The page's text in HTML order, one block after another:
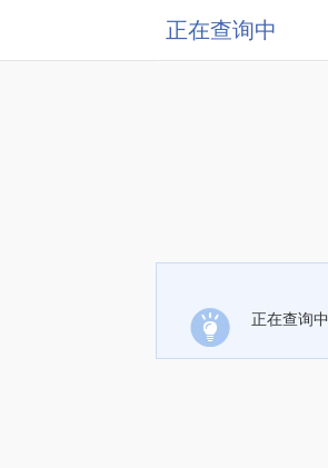
正在查询中
正在查询